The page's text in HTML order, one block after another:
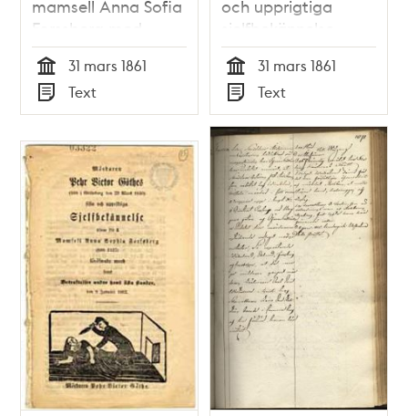
mamsell Anna Sofia
Forssberg med
mördarens porträtt,
tecknadt i fängelset
fyra dagar efter
mordets begående.
Tid
31 mars 1861
Typ
Text
och upprigtiga
sjelfbekännelse
öfver sitt å mamsell
Anna Sofia Forsberg
föröfvade mord,
orsaken dertill,
jemte alla de rysliga
omständigheter,
som varit
förknippade med
detsamma och
hvilka ej blifvit förut
omtalade.
Tid
31 mars 1861
Typ
Text